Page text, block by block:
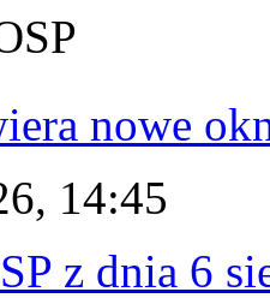
nowe
14:45
z dnia 6